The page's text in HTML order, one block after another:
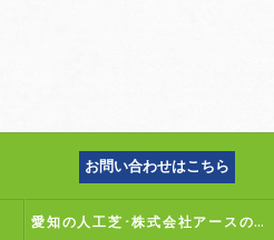
お問い合わせはこちら
愛知の人工芝･株式会社アースの口コミ情報